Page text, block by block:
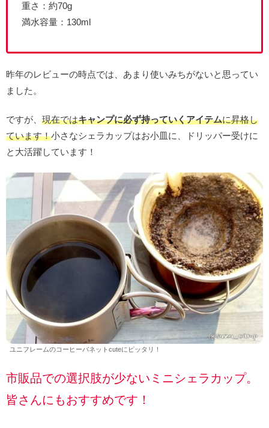
重さ：約70g
満水容量：130ml
昨年のレビューの時点では、あまり使いみちがないと思ってい
ました。
ですが、 現在ではキャンプに必ず持っていくアイテムに昇格し
ています！小さなシェラカップはお小皿に、ドリッパー受けに
と大活躍しています！
ユニフレームのコーヒーバネットcuteにピッタリ！
市販品での選択肢が少ないミニシェラカップ。
皆さんにもおすすめです！